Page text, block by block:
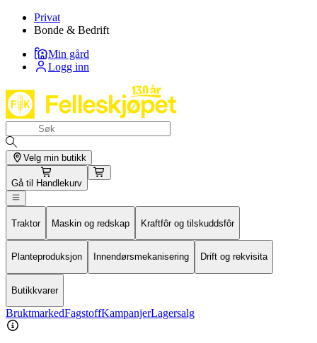
Privat
Bonde & Bedrift
Min gård
Logg inn
Velg min butikk
Gå til Handlekurv
Traktor Maskin og redskap Kraftfôr og tilskuddsfôr
Planteproduksjon Innendørsmekanisering Drift og rekvisita
Butikkvarer
BruktmarkedFagstoffKampanjerLagersalg